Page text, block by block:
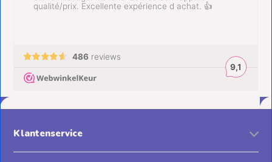
Klantenservice